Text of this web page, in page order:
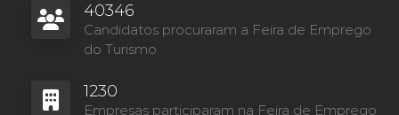
40346
Candidatos procuraram a Feira de Emprego
do Turismo
1230
Empresas participaram na Feira de Emprego